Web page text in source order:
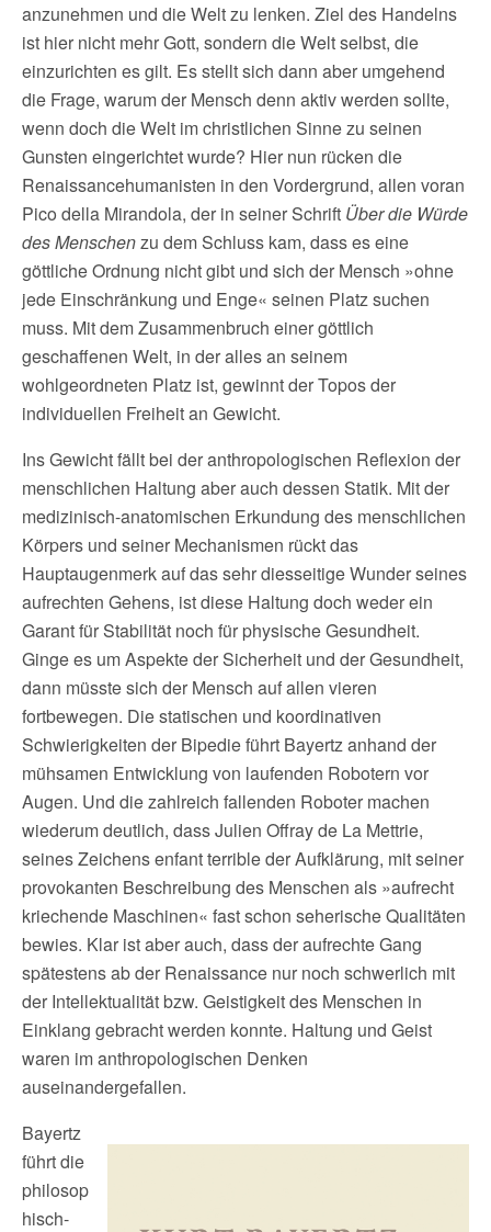
anzunehmen und die Welt zu lenken. Ziel des Handelns
ist hier nicht mehr Gott, sondern die Welt selbst, die
einzurichten es gilt. Es stellt sich dann aber umgehend
die Frage, warum der Mensch denn aktiv werden sollte,
wenn doch die Welt im christlichen Sinne zu seinen
Gunsten eingerichtet wurde? Hier nun rücken die
Renaissancehumanisten in den Vordergrund, allen voran
Pico della Mirandola, der in seiner Schrift Über die Würde
des Menschenzu dem Schluss kam, dass es eine
göttliche Ordnung nicht gibt und sich der Mensch »ohne
jede Einschränkung und Enge« seinen Platz suchen
muss. Mit dem Zusammenbruch einer göttlich
geschaffenen Welt, in der alles an seinem
wohlgeordneten Platz ist, gewinnt der Topos der
individuellen Freiheit an Gewicht.
Ins Gewicht fällt bei der anthropologischen Reflexion der
menschlichen Haltung aber auch dessen Statik. Mit der
medizinisch-anatomischen Erkundung des menschlichen
Körpers und seiner Mechanismen rückt das
Hauptaugenmerk auf das sehr diesseitige Wunder seines
aufrechten Gehens, ist diese Haltung doch weder ein
Garant für Stabilität noch für physische Gesundheit.
Ginge es um Aspekte der Sicherheit und der Gesundheit,
dann müsste sich der Mensch auf allen vieren
fortbewegen. Die statischen und koordinativen
Schwierigkeiten der Bipedie führt Bayertz anhand der
mühsamen Entwicklung von laufenden Robotern vor
Augen. Und die zahlreich fallenden Roboter machen
wiederum deutlich, dass Julien Offray de La Mettrie,
seines Zeichens enfant terrible der Aufklärung, mit seiner
provokanten Beschreibung des Menschen als »aufrecht
kriechende Maschinen« fast schon seherische Qualitäten
bewies. Klar ist aber auch, dass der aufrechte Gang
spätestens ab der Renaissance nur noch schwerlich mit
der Intellektualität bzw. Geistigkeit des Menschen in
Einklang gebracht werden konnte. Haltung und Geist
waren im anthropologischen Denken
auseinandergefallen.
Bayertz
führt die
philosop
hisch-